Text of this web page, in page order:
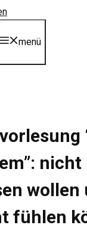
menü
nicht
wollen
fühlen